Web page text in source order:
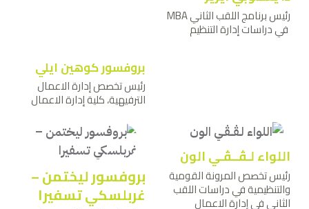
رئيس برنامج اللقب الثاني MBA
في دراسات إدارة التنظيم
بروفسور كوهين ايلي
رئيس تخصص إدارة الاعمال
الترفيهية، كلية إدارة الاعمال
اللواء لـﭭــﭭـي الون
رئيس تخصص المرونة القومية
والتنظيمية في دراسات اللقب
الثاني في إدارة الاعمال
بروفسور ليختمن –
غربلسكي تسفيرا